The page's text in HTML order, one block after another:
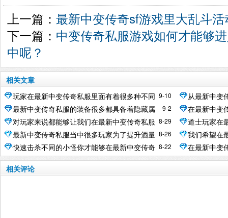
上一篇： 最新中变传奇sf游戏里大乱斗
下一篇： 中变传奇私服游戏如何才能够
中呢？
相关文章
9-10
玩家在最新中变传奇私服里面有着很多种不同
的任务
从最新中变
来道士就是
9-2
最新中变传奇私服的装备很多都具备着隐藏属
性
在最新中变
较优质的装
8-29
对玩家来说都能够让我们在最新中变传奇私服
游戏当中得到更好的成长
道士玩家在
靠的是自己
8-26
最新中变传奇私服当中很多玩家为了提升酒量
都需要花费不少的功夫
我们希望在
使用烈火剑
8-22
快速击杀不同的小怪你才能够在最新中变传奇
私服中获取更高的经验值
在最新中变
到各式各样
相关评论